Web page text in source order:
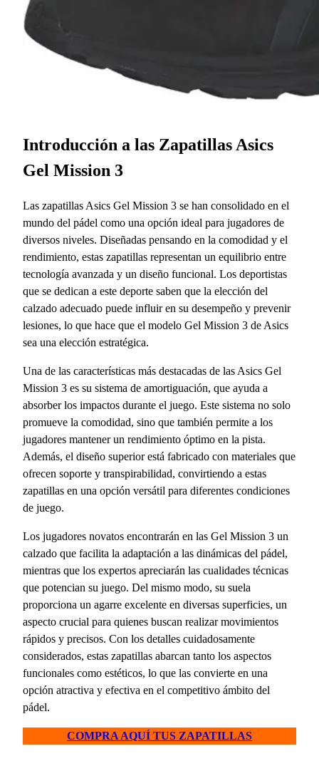
Introducción a las Zapatillas Asics
Gel Mission 3
Las zapatillas Asics Gel Mission 3 se han consolidado en el
mundo del pádel como una opción ideal para jugadores de
diversos niveles. Diseñadas pensando en la comodidad y el
rendimiento, estas zapatillas representan un equilibrio entre
tecnología avanzada y un diseño funcional. Los deportistas
que se dedican a este deporte saben que la elección del
calzado adecuado puede influir en su desempeño y prevenir
lesiones, lo que hace que el modelo Gel Mission 3 de Asics
sea una elección estratégica.
Una de las características más destacadas de las Asics Gel
Mission 3 es su sistema de amortiguación, que ayuda a
absorber los impactos durante el juego. Este sistema no solo
promueve la comodidad, sino que también permite a los
jugadores mantener un rendimiento óptimo en la pista.
Además, el diseño superior está fabricado con materiales que
ofrecen soporte y transpirabilidad, convirtiendo a estas
zapatillas en una opción versátil para diferentes condiciones
de juego.
Los jugadores novatos encontrarán en las Gel Mission 3 un
calzado que facilita la adaptación a las dinámicas del pádel,
mientras que los expertos apreciarán las cualidades técnicas
que potencian su juego. Del mismo modo, su suela
proporciona un agarre excelente en diversas superficies, un
aspecto crucial para quienes buscan realizar movimientos
rápidos y precisos. Con los detalles cuidadosamente
considerados, estas zapatillas abarcan tanto los aspectos
funcionales como estéticos, lo que las convierte en una
opción atractiva y efectiva en el competitivo ámbito del
pádel.
COMPRA AQUÍ TUS ZAPATILLAS